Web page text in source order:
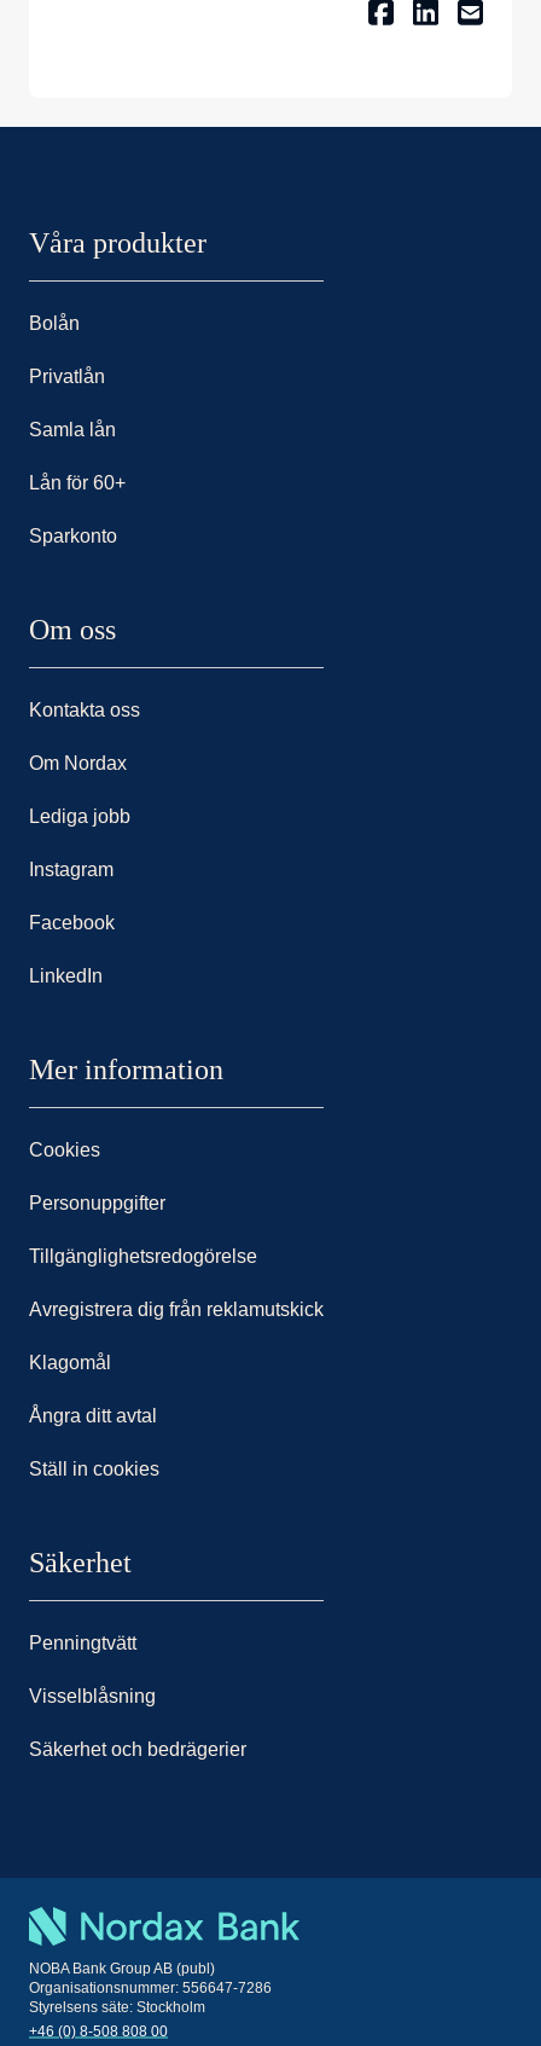
Nordax sidor
Våra produkter
Bolån
Privatlån
Samla lån
Lån för 60+
Sparkonto
Om oss
Kontakta oss
Om Nordax
Lediga jobb
Instagram
Facebook
LinkedIn
Mer information
Cookies
Personuppgifter
Tillgänglighetsredogörelse
Avregistrera dig från reklamutskick
Klagomål
Ångra ditt avtal
Ställ in cookies
Säkerhet
Penningtvätt
Visselblåsning
Säkerhet och bedrägerier
NOBA Bank Group AB (publ)
Organisationsnummer: 556647-7286
Styrelsens säte: Stockholm
+46 (0) 8-508 808 00